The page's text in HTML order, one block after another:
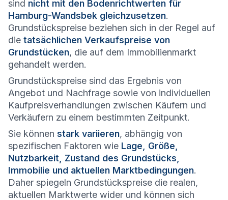
sind nicht mit den Bodenrichtwerten für
Hamburg-Wandsbek gleichzusetzen.
Grundstückspreise beziehen sich in der Regel auf
die tatsächlichen Verkaufspreise von
Grundstücken, die auf dem Immobilienmarkt
gehandelt werden.
Grundstückspreise sind das Ergebnis von
Angebot und Nachfrage sowie von individuellen
Kaufpreisverhandlungen zwischen Käufern und
Verkäufern zu einem bestimmten Zeitpunkt.
Sie können stark variieren, abhängig von
spezifischen Faktoren wie Lage, Größe,
Nutzbarkeit, Zustand des Grundstücks,
Immobilie und aktuellen Marktbedingungen.
Daher spiegeln Grundstückspreise die realen,
aktuellen Marktwerte wider und können sich